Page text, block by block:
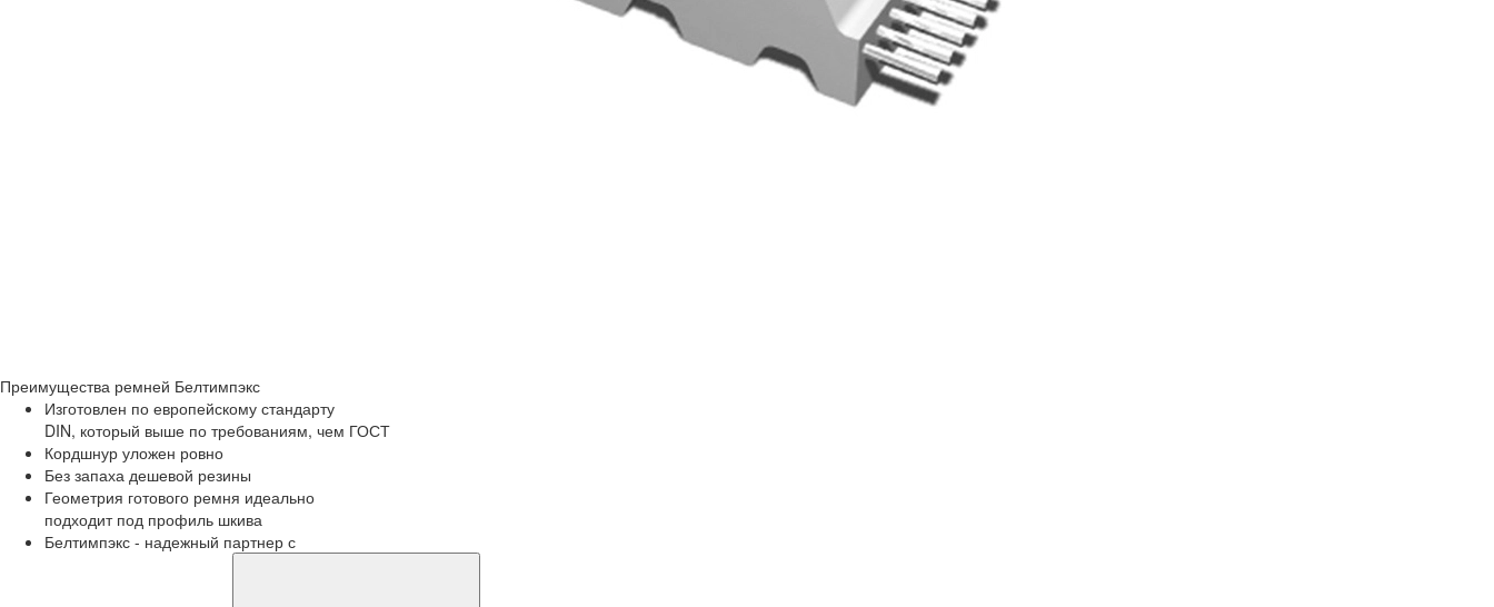
Преимущества ремней Белтимпэкс
Изготовлен по европейскому стандарту
DIN, который выше по требованиям, чем ГОСТ
Кордшнур уложен ровно
Без запаха дешевой резины
Геометрия готового ремня идеально
подходит под профиль шкива
Белтимпэкс - надежный партнер с